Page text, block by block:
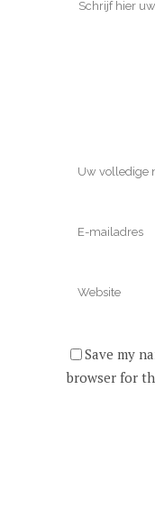
Save my
browser for